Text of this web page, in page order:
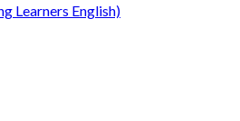
Learners English)